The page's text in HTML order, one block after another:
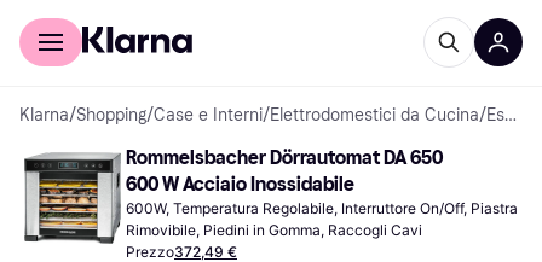
Per il tuo shopping
Klarna/Shopping/Case e Interni/Elettrodomestici da Cucina/ Essiccatori alimentari
Rommelsbacher Dörrautomat DA 650
600 W Acciaio Inossidabile
600W, Temperatura Regolabile, Interruttore On/Off, Piastra
Rimovibile, Piedini in Gomma, Raccogli Cavi
Prezzo372,49 €